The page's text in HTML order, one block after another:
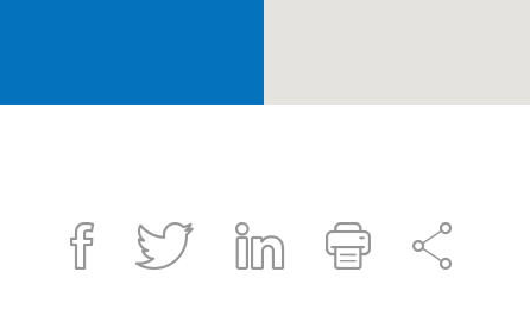
Facebook
TwitterLinkedImprimir